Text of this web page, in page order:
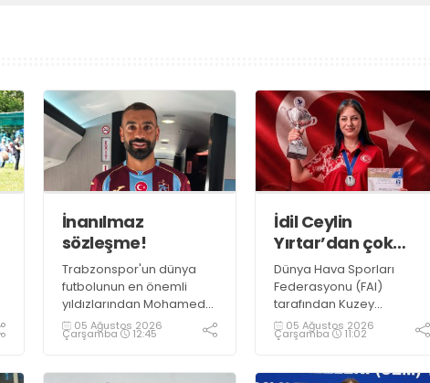
İnanılmaz
sözleşme!
Trabzonspor'un dünya
futbolunun en önemli
yıldızlarından Mohamed
Salah ile anlaşmaya
vardı.
05 Ağustos 2026
Çarşamba 12:45
İdil Ceylin
Yırtar’dan çok
büyük başarı
Dünya Hava Sporları
Federasyonu (FAI)
tarafından Kuzey
Makedonya’nın Prilep
kentinde düzenlenen
Şampiyonası’nda ülkemizi
05 Ağustos 2026
Çarşamba 11:02